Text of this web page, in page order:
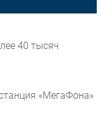
40 тысяч
«МегаФона»